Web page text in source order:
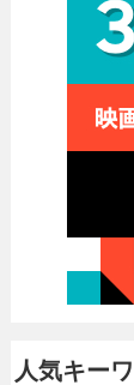
人気キー